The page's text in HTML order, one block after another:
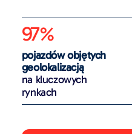
97%
pojazdów objętych
geolokalizacją
na kluczowych
rynkach